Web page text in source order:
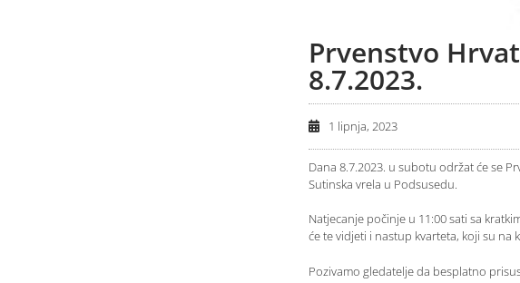
Prvenstvo
8.7.2023.
1 lipnja, 2023
Dana 8.7.2023. u subotu održat će se
Sutinska vrela u Podsusedu.
Natjecanje počinje u 11:00 sati sa
će te vidjeti i nastup kvarteta, koji su na
Pozivamo gledatelje da besplatno